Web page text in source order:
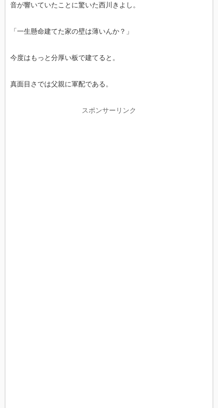
音が響いていたことに驚いた西川きよし。
「一生懸命建てた家の壁は薄いんか？」
今度はもっと分厚い板で建てると。
真面目さでは父親に軍配である。
スポンサーリンク